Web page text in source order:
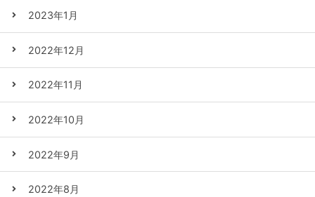
2023年1月
2022年12月
2022年11月
2022年10月
2022年9月
2022年8月